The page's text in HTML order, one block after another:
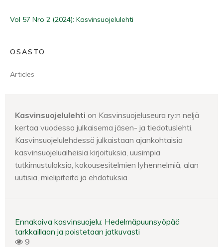
Vol 57 Nro 2 (2024): Kasvinsuojelulehti
OSASTO
Articles
Kasvinsuojelulehti on Kasvinsuojeluseura ry:n neljä
kertaa vuodessa julkaisema jäsen- ja tiedotuslehti.
Kasvinsuojelulehdessä julkaistaan ajankohtaisia
kasvinsuojeluaiheisia kirjoituksia, uusimpia
tutkimustuloksia, kokousesitelmien lyhennelmiä, alan
uutisia, mielipiteitä ja ehdotuksia.
Ennakoiva kasvinsuojelu: Hedelmäpuunsyöpää
tarkkaillaan ja poistetaan jatkuvasti
9